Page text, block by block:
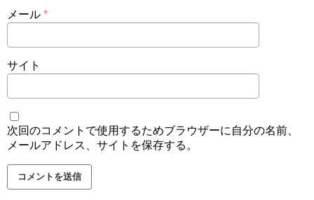
メール *
サイト
次回のコメントで使用するためブラウザーに自分の名前、
メールアドレス、サイトを保存する。